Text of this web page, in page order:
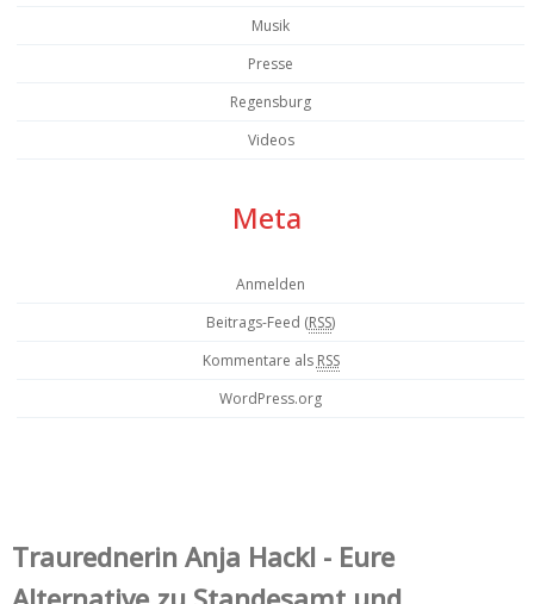
Musik
Presse
Regensburg
Videos
Meta
Anmelden
Beitrags-Feed (RSS)
Kommentare als RSS
WordPress.org
Trauredner‌in Anja Hackl - Eure